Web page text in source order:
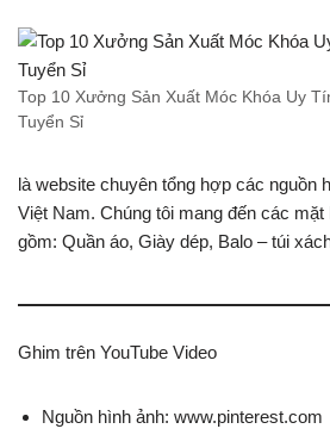
Top 10 Xưởng Sản Xuất Móc Khóa Uy
Tuyển Sỉ
là website chuyên tổng hợp các nguồn
Việt Nam. Chúng tôi mang đến các
gồm: Quần áo, Giày dép, Balo – túi
Ghim trên YouTube Video
Nguồn hình ảnh: www.pinterest.com